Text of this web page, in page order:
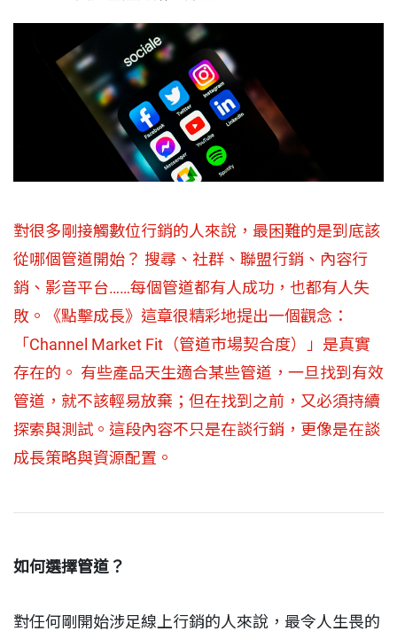
對很多剛接觸數位行銷的人來說，最困難的是到底該
從哪個管道開始？ 搜尋、社群、聯盟行銷、內容行
銷、影音平台……每個管道都有人成功，也都有人失
敗。《點擊成長》這章很精彩地提出一個觀念：
「Channel Market Fit（管道市場契合度）」是真實
存在的。 有些產品天生適合某些管道，一旦找到有效
管道，就不該輕易放棄；但在找到之前，又必須持續
探索與測試。這段內容不只是在談行銷，更像是在談
成長策略與資源配置。
如何選擇管道？
對任何剛開始涉足線上行銷的人來說，最令人生畏的